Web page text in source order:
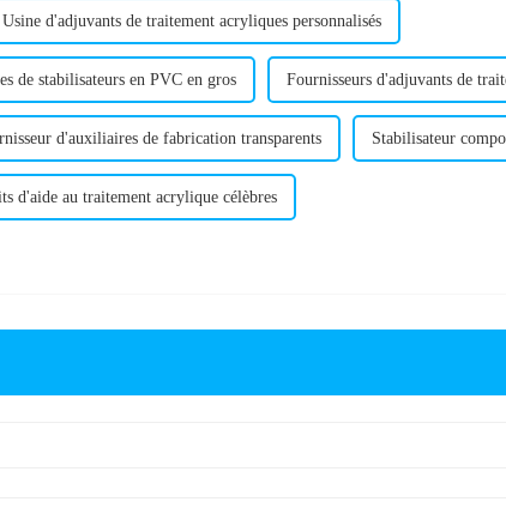
Usine d'adjuvants de traitement acryliques personnalisés
de stabilisateurs en PVC en gros Fournisseurs d'adjuvants de
d'auxiliaires de fabrication transparents Stabilisateur
d'aide au traitement acrylique célèbres